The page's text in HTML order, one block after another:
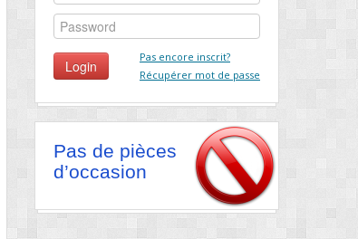
Pas encore inscrit?
Récupérer mot de passe
Pas de pièces
d’occasion